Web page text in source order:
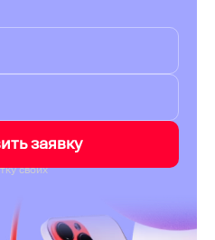
заявку
своих